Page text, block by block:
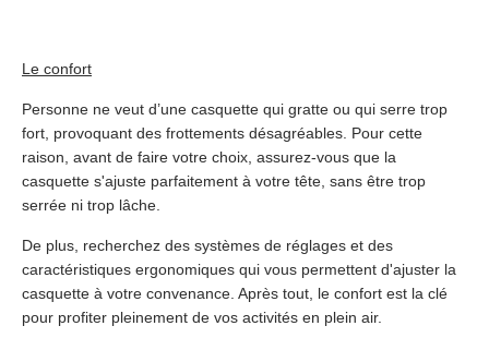
Le confort
Personne ne veut d’une casquette qui gratte ou qui serre trop
fort, provoquant des frottements désagréables. Pour cette
raison, avant de faire votre choix, assurez-vous que la
casquette s'ajuste parfaitement à votre tête, sans être trop
serrée ni trop lâche.
De plus, recherchez des systèmes de réglages et des
caractéristiques ergonomiques qui vous permettent d'ajuster la
casquette à votre convenance. Après tout, le confort est la clé
pour profiter pleinement de vos activités en plein air.